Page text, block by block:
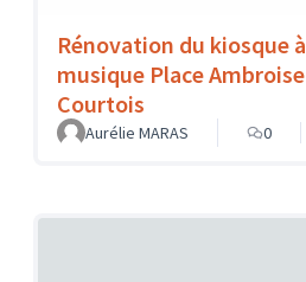
Rénovation du kiosque à
musique Place Ambroise
Courtois
Aurélie MARAS 0